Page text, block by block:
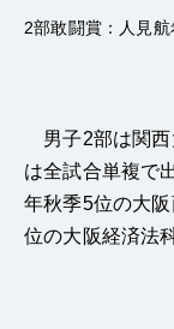
2部敢闘賞：人見航
男子2部は関西
は全試合単複で
年秋季5位の大
位の大阪経済法